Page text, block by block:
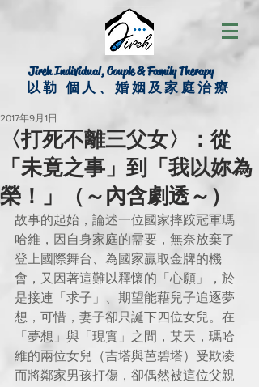
Jireh Individual, Couple & Family Therapy
以勒 個人、婚姻及家庭治療
〈打死不離三父女〉：從
「未竟之事」到「我以妳為
榮！」（～內含劇透～）
2017年9月1日
故事的起始，論述一位國家摔跤冠軍瑪
哈維，因自身家庭的需要，無奈放棄了
登上國際舞台、為國家贏取金牌的機
會，又因著這難以釋懷的「心願」，於
是接連「求子」、期望能藉兒子追逐夢
想，可惜，妻子卻只誕下四位女兒。在
「夢想」與「現實」之間，某天，瑪哈
維的兩位女兒（吉塔與芭碧塔）受欺凌
而將鄰家男孩打傷，卻偶然被這位父親